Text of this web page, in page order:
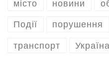
місто новини
Події порушення
транспорт Україна